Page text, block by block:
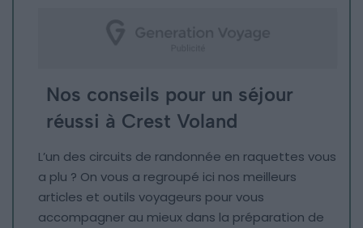
Nos conseils pour un séjour
réussi à Crest Voland
L’un des circuits de randonnée en raquettes vous
a plu ? On vous a regroupé ici nos meilleurs
articles et outils voyageurs pour vous
accompagner au mieux dans la préparation de